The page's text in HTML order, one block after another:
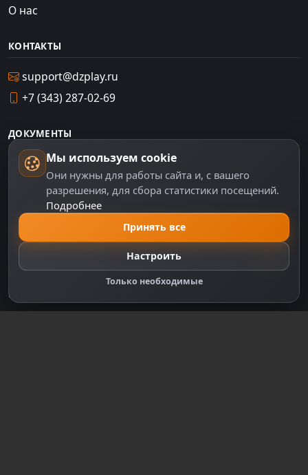
О нас
КОНТАКТЫ
support@dzplay.ru
+7 (343) 287-02-69
ДОКУМЕНТЫ
Пользовательское соглашение
Политика персональных данных
Правила оплаты
Настройки cookie
Правообладателям
Правила сообщества
Мы используем cookie
Они нужны для работы сайта и, с вашего
разрешения, для сбора статистики посещений.
Подробнее
Принять все
Настроить
Только необходимые